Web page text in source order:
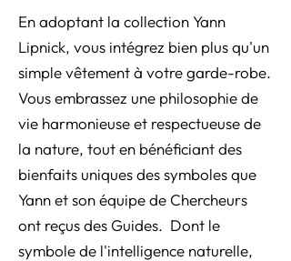
En adoptant la collection Yann
Lipnick, vous intégrez bien plus qu'un
simple vêtement à votre garde-robe.
Vous embrassez une philosophie de
vie harmonieuse et respectueuse de
la nature, tout en bénéficiant des
bienfaits uniques des symboles que
Yann et son équipe de Chercheurs
ont reçus des Guides. Dont le
symbole de l'intelligence naturelle,